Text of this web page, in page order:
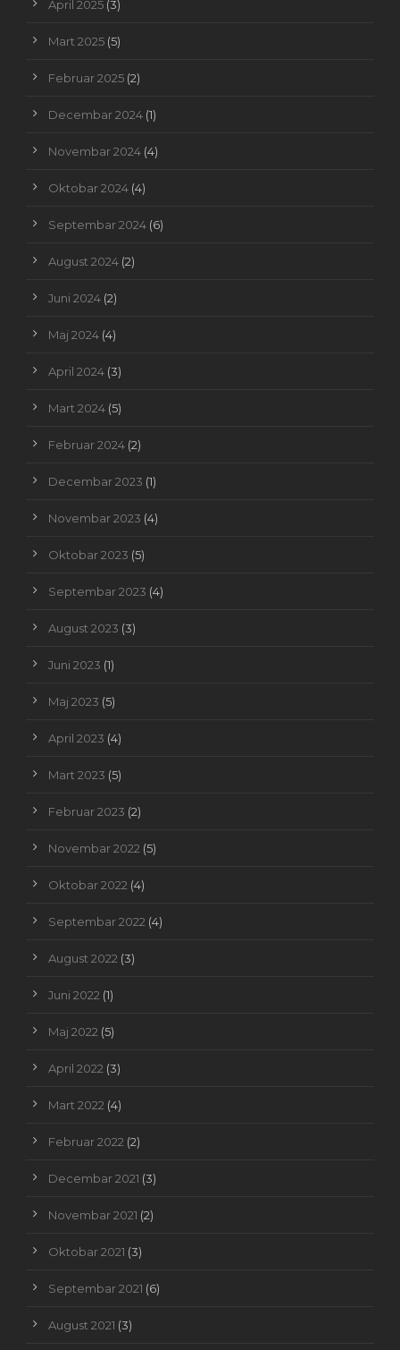
April 2025 (3)
Mart 2025 (5)
Februar 2025 (2)
Decembar 2024 (1)
Novembar 2024 (4)
Oktobar 2024 (4)
Septembar 2024 (6)
August 2024 (2)
Juni 2024 (2)
Maj 2024 (4)
April 2024 (3)
Mart 2024 (5)
Februar 2024 (2)
Decembar 2023 (1)
Novembar 2023 (4)
Oktobar 2023 (5)
Septembar 2023 (4)
August 2023 (3)
Juni 2023 (1)
Maj 2023 (5)
April 2023 (4)
Mart 2023 (5)
Februar 2023 (2)
Novembar 2022 (5)
Oktobar 2022 (4)
Septembar 2022 (4)
August 2022 (3)
Juni 2022 (1)
Maj 2022 (5)
April 2022 (3)
Mart 2022 (4)
Februar 2022 (2)
Decembar 2021 (3)
Novembar 2021 (2)
Oktobar 2021 (3)
Septembar 2021 (6)
August 2021 (3)